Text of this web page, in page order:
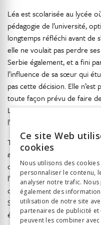
Léa est scolarisée au lycée
pédagogie de l’université,
longtemps réfléchi avant de
elle ne voulait pas perdre
Serbie également, et a fini
l’influence de sa sœur qui
pas cette décision. Elle
toute façon prévu de faire
Léa voudrait faire des
l’Université de Budapest.
Thomas est scolarisé depuis
artistique très réputé, en
de l’orientation, il aurait pu
l’enseignement se fait
de dessin lui avait conseillé
Ses parents étaient
études à Budapest, à l’École
Ce site Web
cookies
Nous utilisons des
personnaliser le contenu,
analyser notre trafic.
également des
utilisation de notre site
partenaires de publicité et
peuvent les combiner